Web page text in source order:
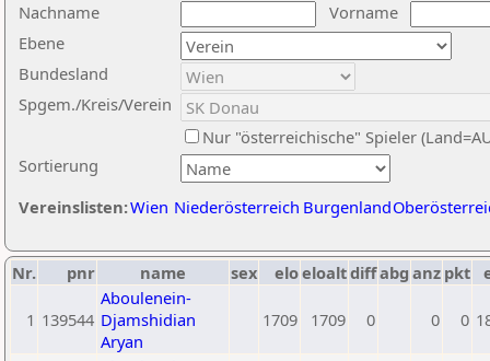
Nachname
Vorname
Ebene
Sortierung
Bundesland
Spgem./Kreis/Verein
Nur "österreichische" Spieler
Vereinslisten:Wien Niederösterreich Burgenland
Nr. pnr name sex eloeloaltdiffabg anz pkt
1 139544
Aboulenein-
Djamshidian
Aryan
1709 1709 0 0 0